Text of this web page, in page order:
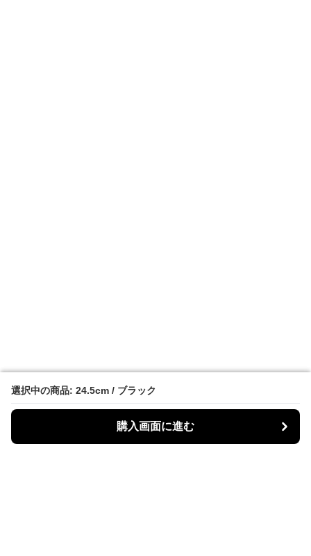
選択中の商品: 24.5cm / ブラック
購入画面に進む
選択中の商品: 24.5cm / ブラック
購入画面に進む